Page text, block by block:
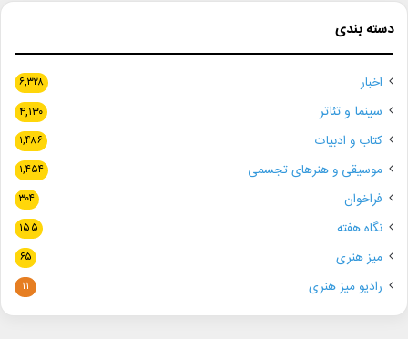
دسته بندی
اخبار ۶,۳۲۸
سینما و تئاتر ۴,۱۳۰
کتاب و ادبیات ۱,۴۸۶
موسیقی و هنرهای تجسمی ۱,۴۵۴
فراخوان ۳۰۴
نگاه هفته ۱۵۵
میز هنری ۶۵
رادیو میز هنری ۱۱